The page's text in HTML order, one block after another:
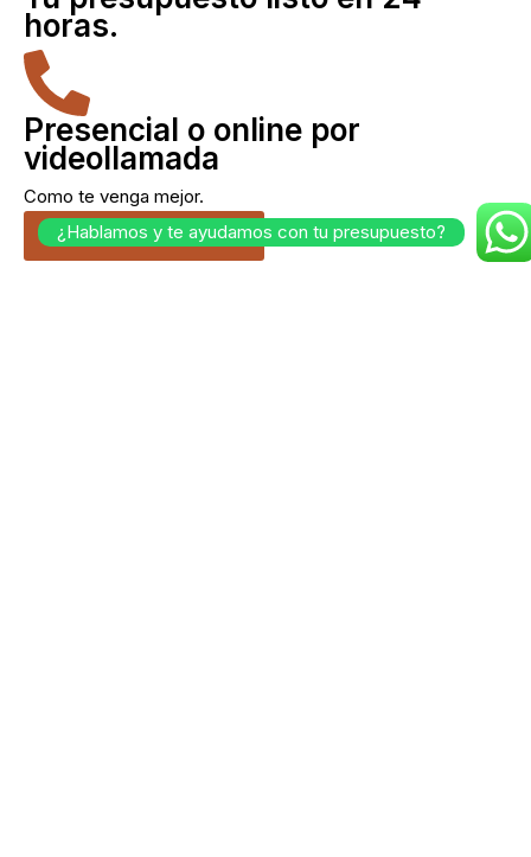
horas.
Presencial o online por
videollamada
Como te venga mejor.
Cuéntanos tu idea.
¿Hablamos y te ayudamos con tu presupuesto?